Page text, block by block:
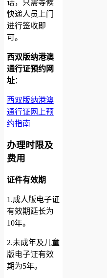
话，只需等候
快递人员上门
进行签收即
可。
西双版纳港澳
通行证预约网
址：
西双版纳港澳
通行证网上预
约指南
办理时限及
费用
证件有效期
1.成人版电子证
有效期延长为
10年。
2.未成年及儿童
版电子证有效
期为5年。